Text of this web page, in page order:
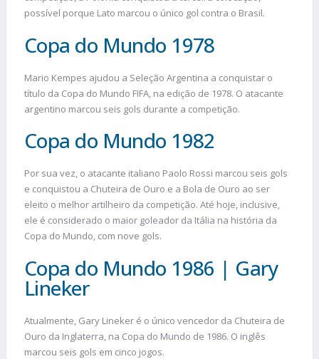
possível porque Lato marcou o único gol contra o Brasil.
Copa do Mundo 1978
Mario Kempes ajudou a Seleção Argentina a conquistar o
título da Copa do Mundo FIFA, na edição de 1978. O atacante
argentino marcou seis gols durante a competição.
Copa do Mundo 1982
Por sua vez, o atacante italiano Paolo Rossi marcou seis gols
e conquistou a Chuteira de Ouro e a Bola de Ouro ao ser
eleito o melhor artilheiro da competição. Até hoje, inclusive,
ele é considerado o maior goleador da Itália na história da
Copa do Mundo, com nove gols.
Copa do Mundo 1986 | Gary
Lineker
Atualmente, Gary Lineker é o único vencedor da Chuteira de
Ouro da Inglaterra, na Copa do Mundo de 1986. O inglês
marcou seis gols em cinco jogos.